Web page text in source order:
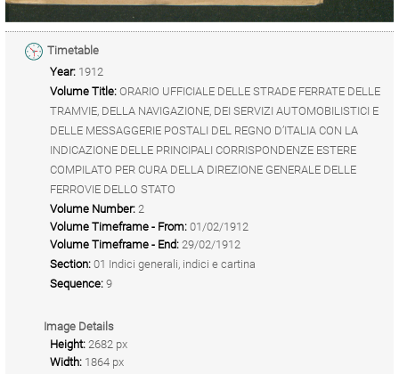
Timetable
Year: 1912
Volume Title: ORARIO UFFICIALE DELLE STRADE FERRATE DELLE
TRAMVIE, DELLA NAVIGAZIONE, DEI SERVIZI AUTOMOBILISTICI E
DELLE MESSAGGERIE POSTALI DEL REGNO D’ITALIA CON LA
INDICAZIONE DELLE PRINCIPALI CORRISPONDENZE ESTERE
COMPILATO PER CURA DELLA DIREZIONE GENERALE DELLE
FERROVIE DELLO STATO
Volume Number: 2
Volume Timeframe - From: 01/02/1912
Volume Timeframe - End: 29/02/1912
Section: 01 Indici generali, indici e cartina
Sequence: 9
Image Details
Height: 2682 px
Width: 1864 px